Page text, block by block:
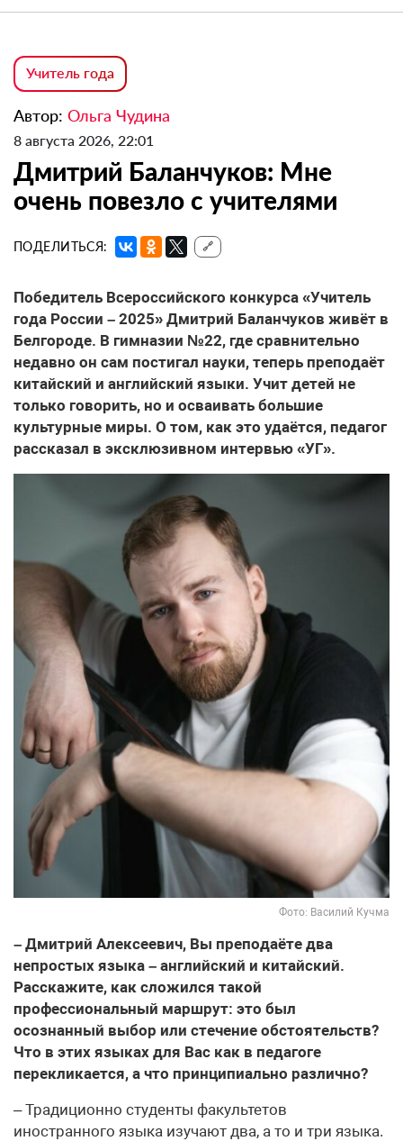
Учитель года
Автор: Ольга Чудина
8 августа 2026, 22:01
Дмитрий Баланчуков: Мне
очень повезло с учителями
ПОДЕЛИТЬСЯ: 🔗
Победитель Всероссийского конкурса «Учитель
года России – 2025» Дмитрий Баланчуков живёт в
Белгороде. В гимназии №22, где сравнительно
недавно он сам постигал науки, теперь преподаёт
китайский и английский языки. Учит детей не
только говорить, но и осваивать большие
культурные миры. О том, как это удаётся, педагог
рассказал в эксклюзивном интервью «УГ».
Фото: Василий Кучма
– Дмитрий Алексеевич, Вы преподаёте два
непростых языка – английский и китайский.
Расскажите, как сложился такой
профессиональный маршрут: это был
осознанный выбор или стечение обстоятельств?
Что в этих языках для Вас как в педагоге
перекликается, а что принципиально различно?
– Традиционно студенты факультетов
иностранного языка изучают два, а то и три языка.